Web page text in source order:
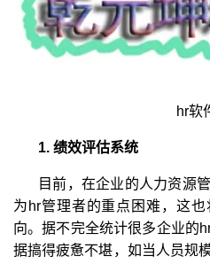
hr软
1. 绩效评估系统
目前，在企业的人力资源
为hr管理者的重点困难，这
向。据不完全统计很多企业的
据搞得疲惫不堪，如当人员规